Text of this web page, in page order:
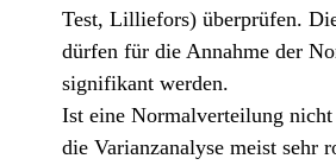
Test, Lilliefors) überprüfen.
dürfen für die Annahme der
signifikant werden.
Ist eine Normalverteilung nicht
die Varianzanalyse meist sehr